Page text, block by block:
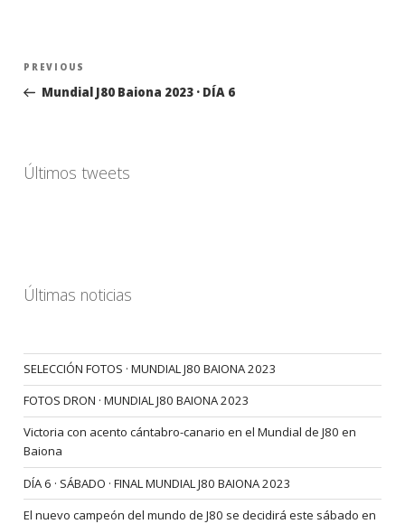
Navegación
entradas
Previous
Post
PREVIOUS
Mundial J80 Baiona 2023 · DÍA 6
Últimos tweets
Últimas noticias
SELECCIÓN FOTOS · MUNDIAL J80 BAIONA 2023
FOTOS DRON · MUNDIAL J80 BAIONA 2023
Victoria con acento cántabro-canario en el Mundial de J80 en
Baiona
DÍA 6 · SÁBADO · FINAL MUNDIAL J80 BAIONA 2023
El nuevo campeón del mundo de J80 se decidirá este sábado en